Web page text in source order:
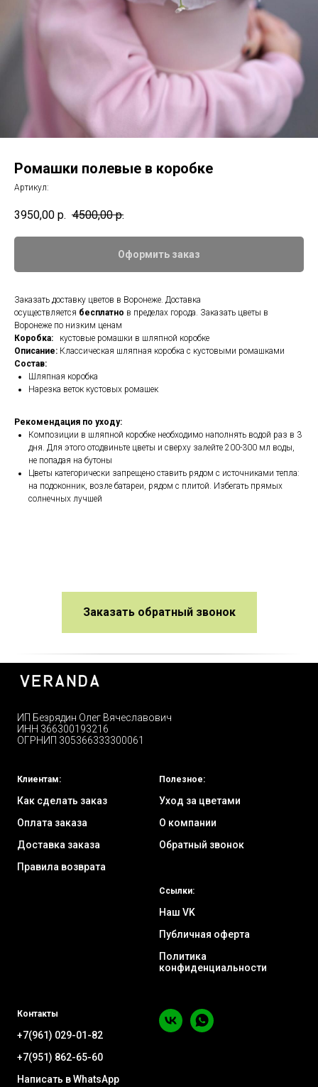
Ромашки полевые в коробке
Артикул:
3950,00 р. 4500,00 р.
Оформить заказ
Заказать доставку цветов в Воронеже. Доставка
осуществляется бесплатно в пределах города. Заказать цветы в
Воронеже по низким ценам
Коробка:
кустовые ромашки в шляпной коробке
Описание: Классическая шляпная коробка с кустовыми ромашками
Состав:
Шляпная коробка
Нарезка веток кустовых ромашек
Рекомендация по уходу:
Композиции в шляпной коробке необходимо наполнять водой раз в 3
дня. Для этого отодвиньте цветы и сверху залейте 200-300 мл воды,
не попадая на бутоны
Цветы категорически запрещено ставить рядом с источниками тепла:
на подоконник, возле батареи, рядом с плитой. Избегать прямых
солнечных лучшей
Заказать обратный звонок
ИП Безрядин Олег Вячеславович
ИНН 366300193216
ОГРНИП 305366333300061
Клиентам:
Как сделать заказ
Оплата заказа
Доставка заказа
Правила возврата
Полезное:
Уход за цветами
О компании
Обратный звонок
Ссылки:
Наш VK
Публичная оферта
Политика
конфиденциальности
Контакты
+7(961) 029-01-82
+7(951) 862-65-60
Написать в WhatsApp